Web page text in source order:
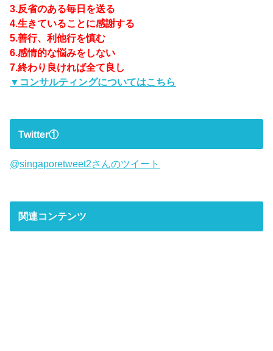
3.反省のある毎日を送る
4.生きていることに感謝する
5.善行、利他行を慎む
6.感情的な悩みをしない
7.終わり良ければ全て良し
▼コンサルティングについてはこちら
Twitter①
@singaporetweet2さんのツイート
関連コンテンツ